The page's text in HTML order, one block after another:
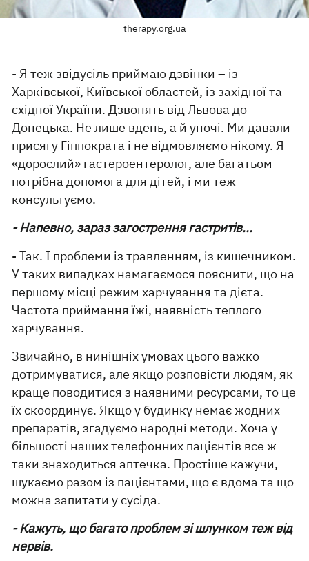
therapy.org.ua
- Я теж звідусіль приймаю дзвінки – із
Харківської, Київської областей, із західної та
східної України. Дзвонять від Львова до
Донецька. Не лише вдень, а й уночі. Ми давали
присягу Гіппократа і не відмовляємо нікому. Я
«дорослий» гастероентеролог, але багатьом
потрібна допомога для дітей, і ми теж
консультуємо.
- Напевно, зараз загострення гастритів...
- Так. І проблеми із травленням, із кишечником.
У таких випадках намагаємося пояснити, що на
першому місці режим харчування та дієта.
Частота приймання їжі, наявність теплого
харчування.
Звичайно, в нинішніх умовах цього важко
дотримуватися, але якщо розповісти людям, як
краще поводитися з наявними ресурсами, то це
їх скоординує. Якщо у будинку немає жодних
препаратів, згадуємо народні методи. Хоча у
більшості наших телефонних пацієнтів все ж
таки знаходиться аптечка. Простіше кажучи,
шукаємо разом із пацієнтами, що є вдома та що
можна запитати у сусіда.
- Кажуть, що багато проблем зі шлунком теж від
нервів.